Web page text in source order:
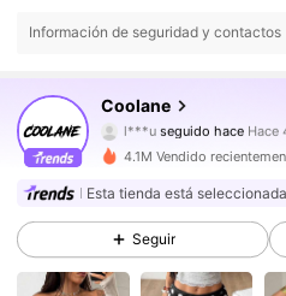
Información de seguridad y contactos
Coolane
l***useguido hace Hace
s***o está navegando
4,84 944K Seguidores
4.1M Vendido
Esta tienda está
Seguir